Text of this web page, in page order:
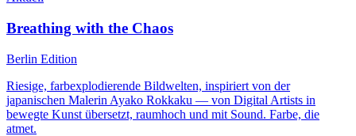
Breathing with the Chaos
Berlin Edition
Riesige, farbexplodierende Bildwelten, inspiriert von der
japanischen Malerin Ayako Rokkaku — von Digital Artists in
bewegte Kunst übersetzt, raumhoch und mit Sound. Farbe, die
atmet.